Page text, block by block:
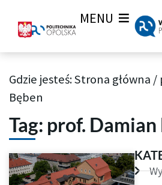
MENU
Archiwum Tagów aktualności Wiadomości uczelnianych
Gdzie jesteś:Strona główna /
Bęben
Tag: prof. Damian